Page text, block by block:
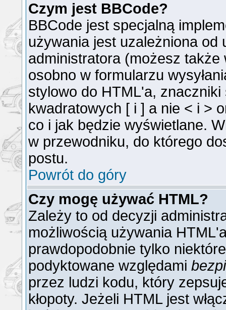
Czym jest BBCode?
BBCode jest specjalną
używania jest uzależniona
administratora (możesz także
osobno w formularzu
stylowo do HTML'a,
kwadratowych [ i ] a nie < i >
co i jak będzie wyświetlane.
w przewodniku, do którego
postu.
Powrót do góry
Czy mogę używać HTML?
Zależy to od decyzji
możliwością używania
prawdopodobnie tylko
podyktowane względami
przez ludzi kodu, który
kłopoty. Jeżeli HTML jest